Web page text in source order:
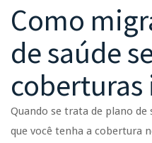
Como
de saúde
Quando se trata de plano
que você tenha a cobertura